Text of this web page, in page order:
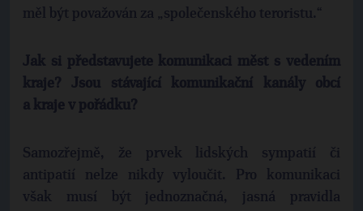
měl být považován za „společenského teroristu.“
Jak si představujete komunikaci měst s vedením
kraje? Jsou stávající komunikační kanály obcí
a kraje v pořádku?
Samozřejmě, že prvek lidských sympatií či
antipatií nelze nikdy vyloučit. Pro komunikaci
však musí být jednoznačná, jasná pravidla